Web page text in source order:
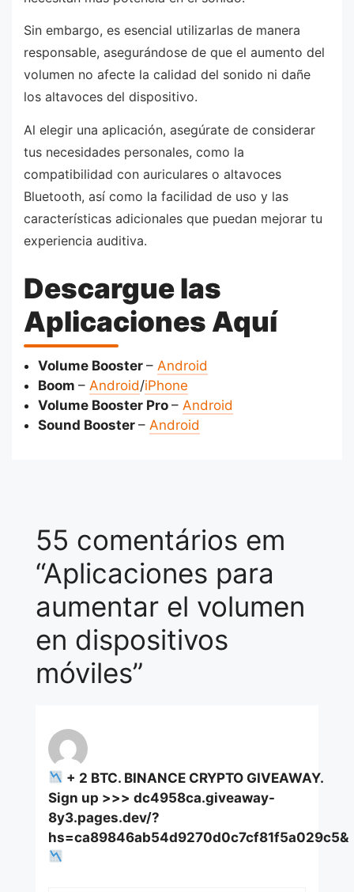
Sin embargo, es esencial utilizarlas de manera
responsable, asegurándose de que el aumento del
volumen no afecte la calidad del sonido ni dañe
los altavoces del dispositivo.
Al elegir una aplicación, asegúrate de considerar
tus necesidades personales, como la
compatibilidad con auriculares o altavoces
Bluetooth, así como la facilidad de uso y las
características adicionales que puedan mejorar tu
experiencia auditiva.
Descargue las
Aplicaciones Aquí
Volume Booster – Android
Boom – Android/iPhone
Volume Booster Pro – Android
Sound Booster – Android
55 comentários em
“Aplicaciones para
aumentar el volumen
en dispositivos
móviles”
+ 2 BTC. BINANCE CRYPTO GIVEAWAY.
Sign up >>> dc4958ca.giveaway-
8y3.pages.dev/?
hs=ca89846ab54d9270d0c7cf81f5a029c5&